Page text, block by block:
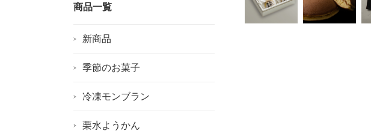
商品一覧
新商品
季節のお菓子
冷凍モンブラン
栗水ようかん